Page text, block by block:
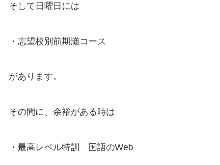
そして日曜日には
・志望校別前期灘コース
があります。
その間に、余裕がある時は
・最高レベル特訓 国語のWeb